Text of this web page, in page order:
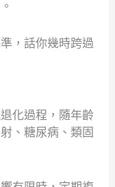
，話你幾時跨過
化過程，隨年齡
、糖尿病、類固